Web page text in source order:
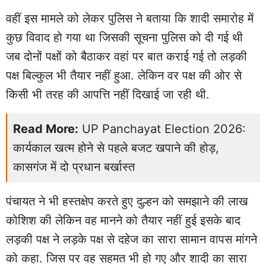
वहीं इस मामले को लेकर पुलिस ने बताया कि शादी समारोह में
कुछ विवाद हो गया था जिसकी सूचना पुलिस को दी गई थी
जब दोनों पक्षों को बैठाकर वहां पर बात कराई गई तो लड़की
पक्ष बिल्कुल भी तैयार नहीं हुआ. लेकिन वर पक्ष की ओर से
किसी भी तरह की आपत्ति नहीं दिखाई जा रही थी.
Read More: UP Panchayat Election 2026:
कार्यकाल खत्म होने से पहले बजट खपाने की होड़,
कासगंज में दो प्रधान बर्खास्त
पंचायत ने भी हस्तक्षेप करते हुए दुल्हन को समझाने की लाख
कोशिश की लेकिन वह मानने को तैयार नहीं हुई इसके बाद
लड़की पक्ष ने लड़के पक्ष से दहेज का सारा सामान वापस मांगने
को कहा. जिस पर वह सहमत भी हो गए और शादी का सारा